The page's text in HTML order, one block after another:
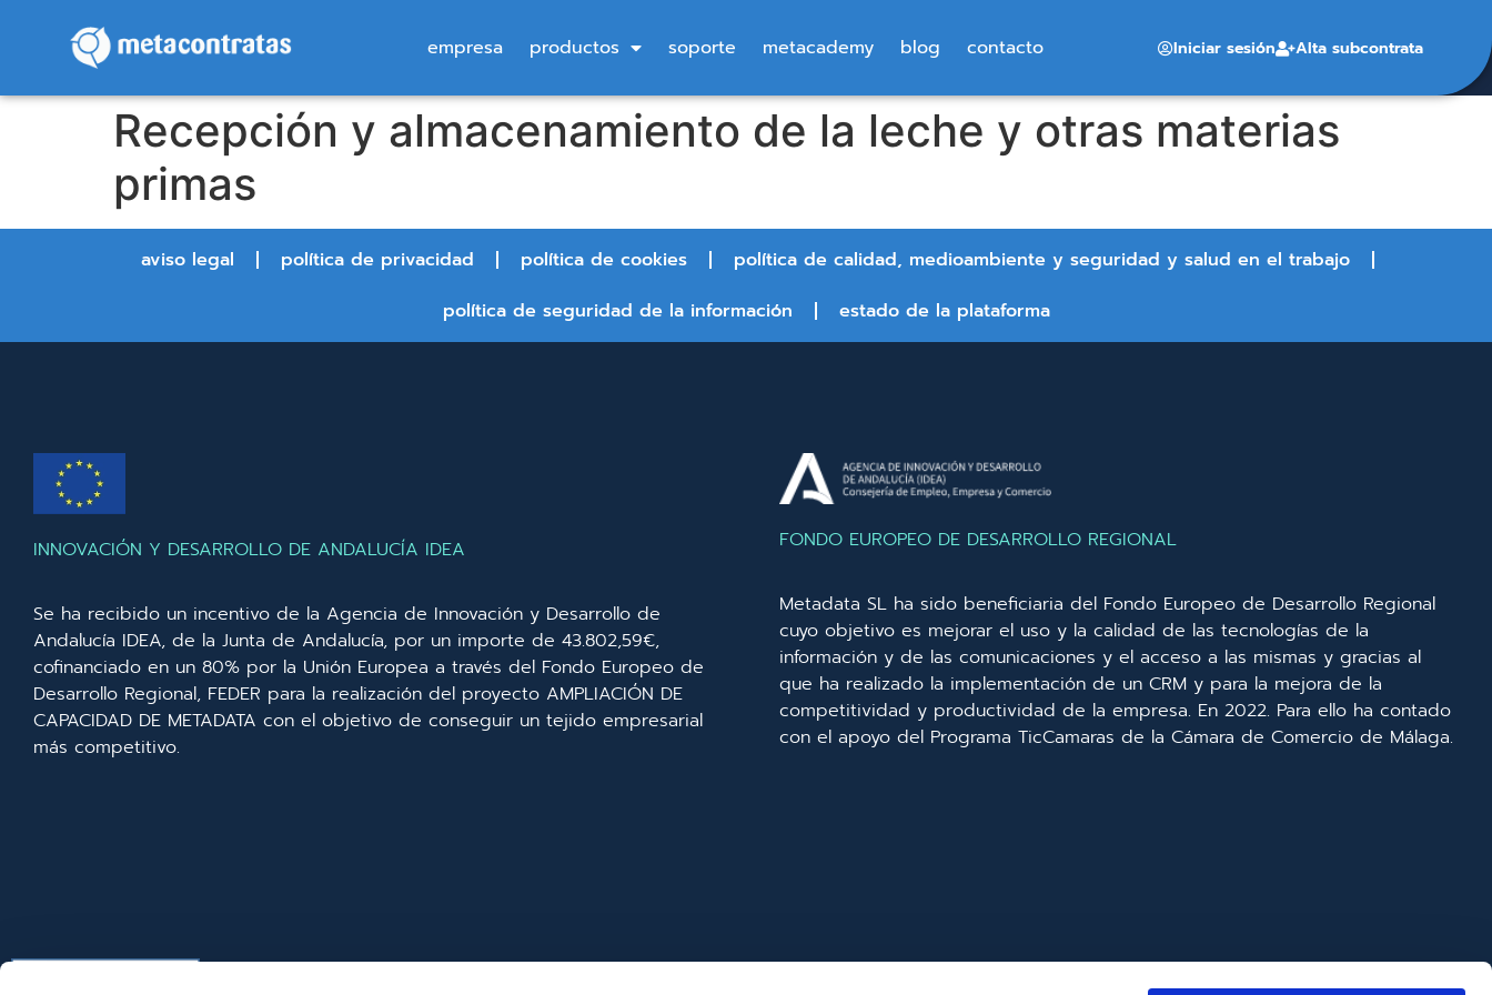
empresa productos soporte metacademy blog contacto Iniciar sesión Alta subcontrata
Recepción y almacenamiento de la leche y otras materias
primas
aviso legal política de privacidad política de cookies
política de calidad, medioambiente y seguridad y salud en el trabajo
política de seguridad de la información
estado de la plataforma
INNOVACIÓN Y DESARROLLO DE ANDALUCÍA IDEA
Se ha recibido un incentivo de la Agencia de Innovación y Desarrollo de
Andalucía IDEA, de la Junta de Andalucía, por un importe de 43.802,59€,
cofinanciado en un 80% por la Unión Europea a través del Fondo Europeo de
Desarrollo Regional, FEDER para la realización del proyecto AMPLIACIÓN DE
CAPACIDAD DE METADATA con el objetivo de conseguir un tejido empresarial
más competitivo.
FONDO EUROPEO DE DESARROLLO REGIONAL
Metadata SL ha sido beneficiaria del Fondo Europeo de Desarrollo Regional
cuyo objetivo es mejorar el uso y la calidad de las tecnologías de la
información y de las comunicaciones y el acceso a las mismas y gracias al
que ha realizado la implementación de un CRM y para la mejora de la
competitividad y productividad de la empresa. En 2022. Para ello ha contado
con el apoyo del Programa TicCamaras de la Cámara de Comercio de Málaga.